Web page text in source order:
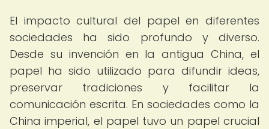
El impacto cultural del papel en diferentes
sociedades ha sido profundo y diverso.
Desde su invención en la antigua China, el
papel ha sido utilizado para difundir ideas,
preservar tradiciones y facilitar la
comunicación escrita. En sociedades como la
China imperial, el papel tuvo un papel crucial